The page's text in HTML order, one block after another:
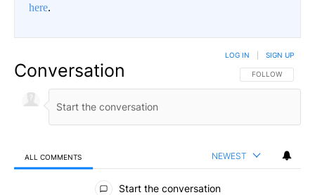
here.
Conversation FOLLOW THIS
FOLLOW
LOG IN SIGN UP
ALL COMMENTS NEWEST
All Comments
Start the conversation